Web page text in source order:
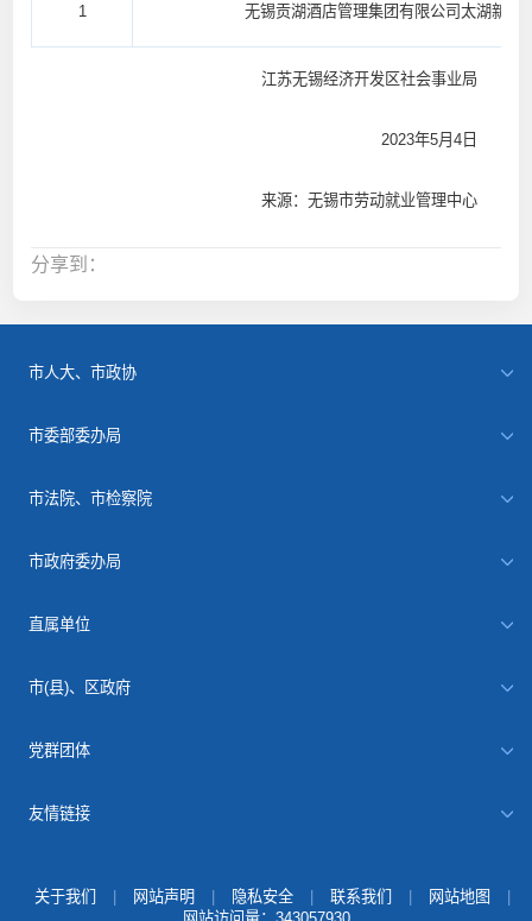
1 无锡贡湖酒店管理集团有限公司太湖新城
江苏无锡经济开发区社会事业局
2023年5月4日
来源：无锡市劳动就业管理中心
分享到：
市人大、市政协
市委部委办局
市法院、市检察院
市政府委办局
直属单位
市(县)、区政府
党群团体
友情链接
关于我们 网站声明 隐私安全 联系我们 网站地图